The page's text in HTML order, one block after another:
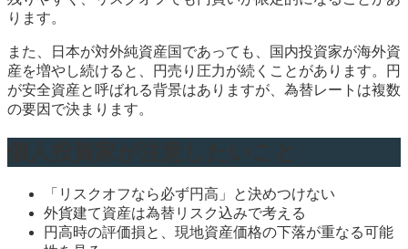
ります。
また、日本が対外純資産国であっても、国内投資家が海外資
産を増やし続けると、円売り圧力が続くことがあります。円
が安全資産と呼ばれる背景はありますが、為替レートは複数
の要因で決まります。
「リスクオフなら必ず円高」と決めつけない
外貨建て資産は為替リスク込みで考える
円高時の評価損と、現地資産価格の下落が重なる可能